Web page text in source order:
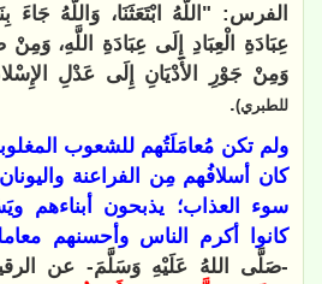
الفرس: "اللَّهُ ابْتَعَثَنَا، وَاللَّهُ
عِبَادَةِ الْعِبَادِ إِلَى عِبَادَةِ اللَّهِ، وَمِنْ
وَمِنْ جَوْرِ الأَدْيَانِ إِلَى عَدْلِ
للطبري).
ولم تكن مُعامَلَتُهم للشعوب
كان أسلافُهم مِن الفراعنة
سوء العذاب؛ يذبحون أبناءهم
كانوا أكرم الناس وأحسنهم
-صَلَّى اللهُ عَلَيْهِ وَسَلَّمَ- عن